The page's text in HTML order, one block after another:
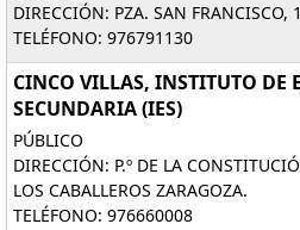
DIRECCIÓN: PZA. SAN FRANCISCO,
TELÉFONO: 976791130
CINCO VILLAS, INSTITUTO DE
SECUNDARIA (IES)
PÚBLICO
DIRECCIÓN: P.º DE LA
LOS CABALLEROS ZARAGOZA.
TELÉFONO: 976660008